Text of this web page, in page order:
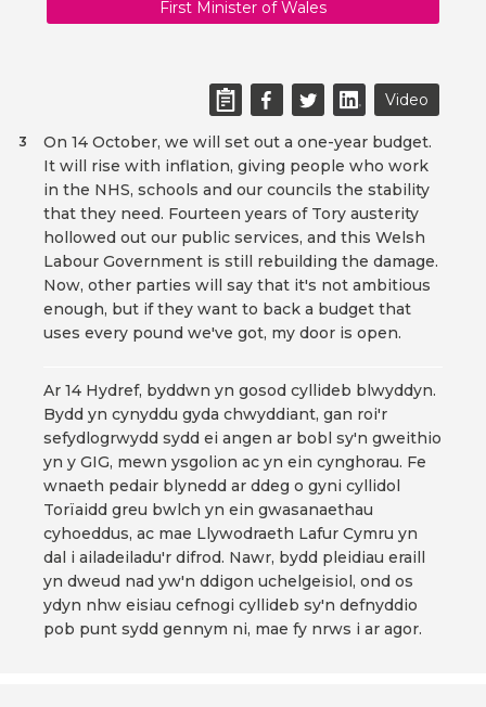
First Minister of Wales
Video
On 14 October, we will set out a one-year budget.
It will rise with inflation, giving people who work
in the NHS, schools and our councils the stability
that they need. Fourteen years of Tory austerity
hollowed out our public services, and this Welsh
Labour Government is still rebuilding the damage.
Now, other parties will say that it's not ambitious
enough, but if they want to back a budget that
uses every pound we've got, my door is open.
3
Ar 14 Hydref, byddwn yn gosod cyllideb blwyddyn.
Bydd yn cynyddu gyda chwyddiant, gan roi'r
sefydlogrwydd sydd ei angen ar bobl sy'n gweithio
yn y GIG, mewn ysgolion ac yn ein cynghorau. Fe
wnaeth pedair blynedd ar ddeg o gyni cyllidol
Torïaidd greu bwlch yn ein gwasanaethau
cyhoeddus, ac mae Llywodraeth Lafur Cymru yn
dal i ailadeiladu'r difrod. Nawr, bydd pleidiau eraill
yn dweud nad yw'n ddigon uchelgeisiol, ond os
ydyn nhw eisiau cefnogi cyllideb sy'n defnyddio
pob punt sydd gennym ni, mae fy nrws i ar agor.